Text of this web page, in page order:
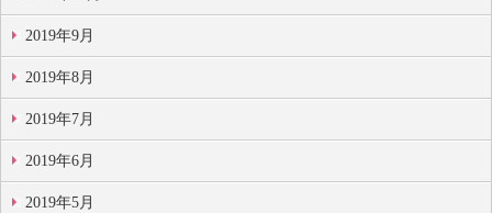
2019年9月
2019年8月
2019年7月
2019年6月
2019年5月